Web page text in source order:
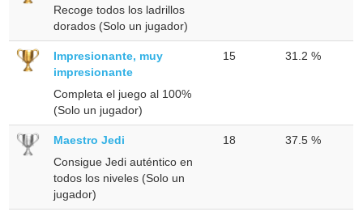
Recoge todos los ladrillos
dorados (Solo un jugador)
Impresionante, muy
impresionante
Completa el juego al 100%
(Solo un jugador)
15 31.2 %
Maestro Jedi
Consigue Jedi auténtico en
todos los niveles (Solo un
jugador)
18 37.5 %